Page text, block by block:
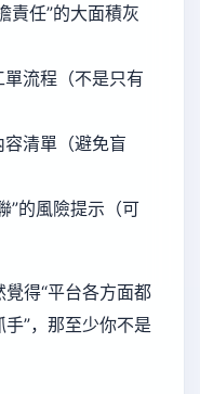
責任”的大面積灰
流程（不是只有
清單（避免盲
”的風險提示（可
得“平台各方面都
”，那至少你不是